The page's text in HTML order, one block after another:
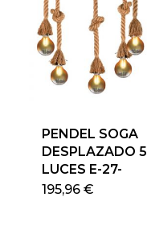
PENDEL SOGA
DESPLAZADO 5
LUCES E-27-
195,96 €